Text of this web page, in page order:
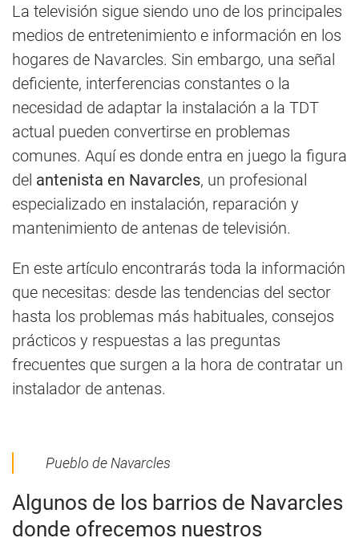
La televisión sigue siendo uno de los principales
medios de entretenimiento e información en los
hogares de Navarcles. Sin embargo, una señal
deficiente, interferencias constantes o la
necesidad de adaptar la instalación a la TDT
actual pueden convertirse en problemas
comunes. Aquí es donde entra en juego la figura
del antenista en Navarcles, un profesional
especializado en instalación, reparación y
mantenimiento de antenas de televisión.
En este artículo encontrarás toda la información
que necesitas: desde las tendencias del sector
hasta los problemas más habituales, consejos
prácticos y respuestas a las preguntas
frecuentes que surgen a la hora de contratar un
instalador de antenas.
Pueblo de Navarcles
Algunos de los barrios de Navarcles
donde ofrecemos nuestros